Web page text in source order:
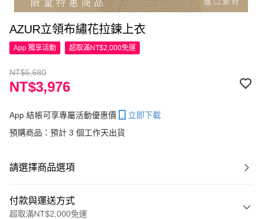
AZUR立領布繡花拉鍊上衣
App 獨享活動 超取滿NT$2,000免運
NT$5,680
NT$3,976
App 結帳可享專屬活動優惠價
立即下載
預購商品：預計 3 個工作天出貨
請選擇商品選項
付款與運送方式
超取滿NT$2,000免運